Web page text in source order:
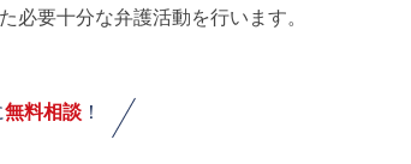
必要十分な弁護活動を行います。
無料相談 ！